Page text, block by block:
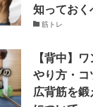
知っておく
筋トレ
【背中】
やり方・コ
広背筋を